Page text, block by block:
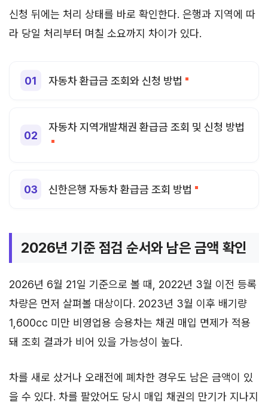
신청 뒤에는 처리 상태를 바로 확인한다. 은행과 지역에 따
라 당일 처리부터 며칠 소요까지 차이가 있다.
자동차 환급금 조회와 신청 방법
자동차 지역개발채권 환급금 조회 및 신청 방법
신한은행 자동차 환급금 조회 방법
2026년 기준 점검 순서와 남은 금액 확인
2026년 6월 21일 기준으로 볼 때, 2022년 3월 이전 등록
차량은 먼저 살펴볼 대상이다. 2023년 3월 이후 배기량
1,600cc 미만 비영업용 승용차는 채권 매입 면제가 적용
돼 조회 결과가 비어 있을 가능성이 높다.
차를 새로 샀거나 오래전에 폐차한 경우도 남은 금액이 있
을 수 있다. 차를 팔았어도 당시 매입 채권의 만기가 지나지